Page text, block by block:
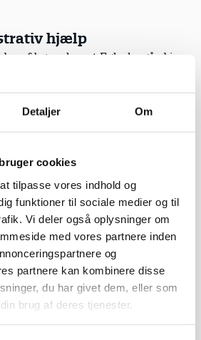
Detaljer Om
cookies
tilpasse vores indhold og
funktioner til sociale medier og til
Vi deler også oplysninger om
med vores partnere inden
og
partnere kan kombinere disse
du har givet dem, eller som
brug af deres tjenester.
hjælp
af børnehuset Egholmgård i
ikke opgaverne bag
nævneværdigt problem.
skruet ned for opgaverne ved
som kommer efter behov
Jeg har tidligere klaret
tog for lang tid, og der var for
ikke, så jeg har prioriteret mig
ledere servicere